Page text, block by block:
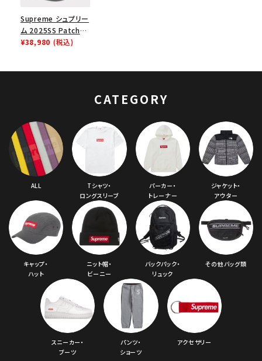
Supreme シュプリー
ム 2025SS Patches
6-Panel パッチ 6パ
¥38,980 (税込)
CATEGORY
ALL
Tシャツ・
ロングスリーブ
パーカー・
トレーナー
ジャケット・
アウター
キャップ・
ハット
ニット帽・
ビーニー
バックパック・
リュック
その他バッグ類
スニーカー・
ブーツ
パンツ・
ショーツ
アクセサリー